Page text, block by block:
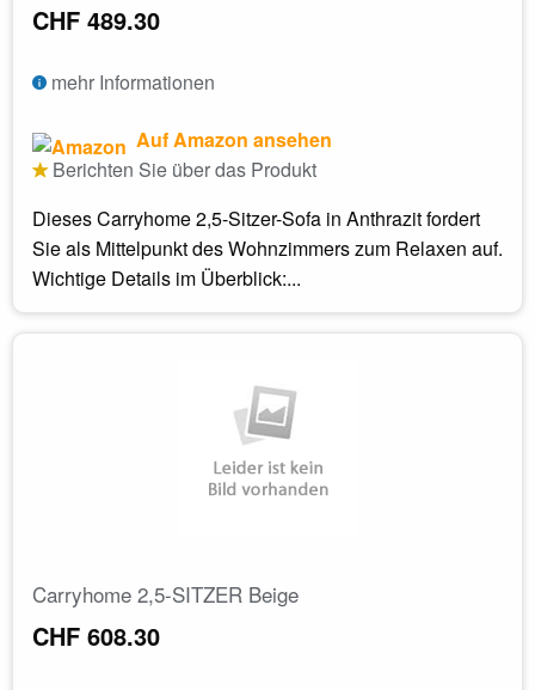
CHF 489.30
mehr Informationen
Auf Amazon ansehen
Berichten Sie über das Produkt
Dieses Carryhome 2,5-Sitzer-Sofa in Anthrazit fordert
Sie als Mittelpunkt des Wohnzimmers zum Relaxen auf.
Wichtige Details im Überblick:...
Carryhome 2,5-SITZER Beige
CHF 608.30